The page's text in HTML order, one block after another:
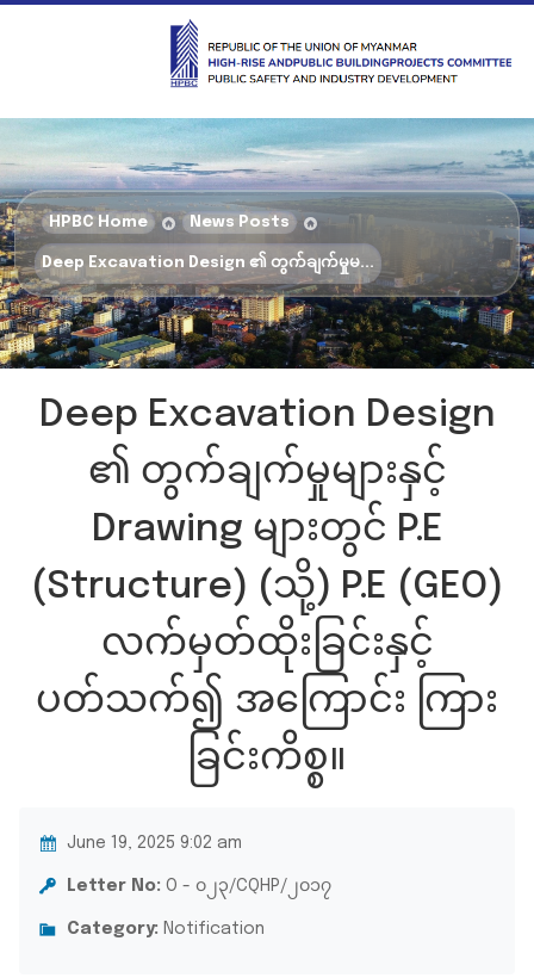
HPBC Home News Posts
Deep Excavation Design ၏ တွက်ချက်မှုမ...
Deep Excavation Design
၏ တွက်ချက်မှုများနှင့်
Drawing များတွင် P.E
(Structure) (သို့) P.E (GEO)
လက်မှတ်ထိုးခြင်းနှင့်
ပတ်သက်၍ အကြောင်း ကြား
ခြင်းကိစ္စ။
June 19, 2025 9:02 am
Letter No: O - ၀၂၃/CQHP/၂၀၁၇
Category: Notification